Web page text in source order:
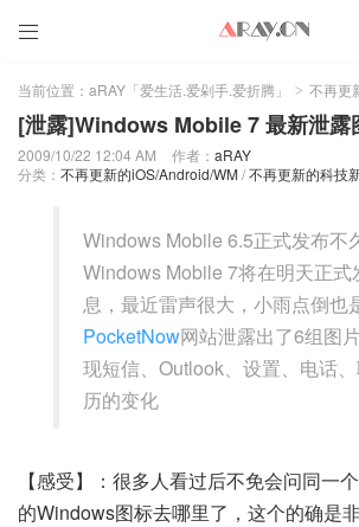

当前位置： aRAY「爱生活.爱剁手.爱折腾」 > 不再更
[泄露]Windows Mobile 7 最新泄露
2009/10/22 12:04 AM 作者： aRAY
分类： 不再更新的iOS/Android/WM/不再更新的科技
Windows Mobile 6.5正式发布不
Windows Mobile 7将在明天正式
息，最近雷声很大，小雨点倒也
PocketNow网站泄露出了6组图
现短信、Outlook、设置、电话
历的变化
【感受】：很多人看过后不免会问同一
的Windows图标去哪里了，这个的确是